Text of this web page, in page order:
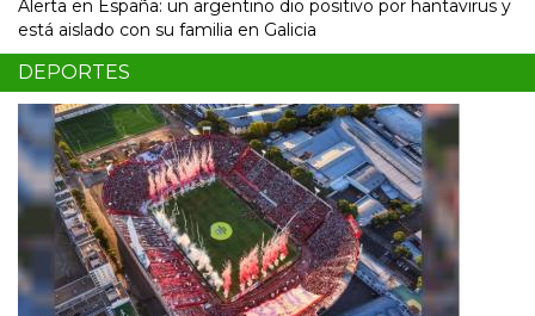
Alerta en España: un argentino dio positivo por hantavirus y
está aislado con su familia en Galicia
DEPORTES